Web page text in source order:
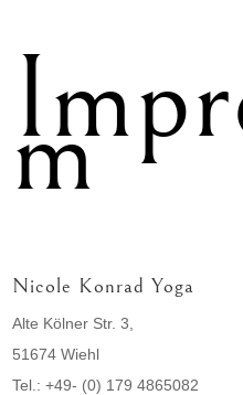
m
Nicole Konrad Yoga
Alte Kölner Str. 3,
51674 Wiehl
Tel.: +49- (0) 179 4865082